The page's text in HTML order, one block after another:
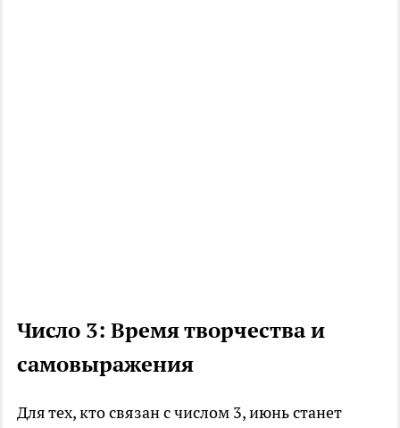
Число 3: Время творчества и
самовыражения
Для тех, кто связан с числом 3, июнь станет